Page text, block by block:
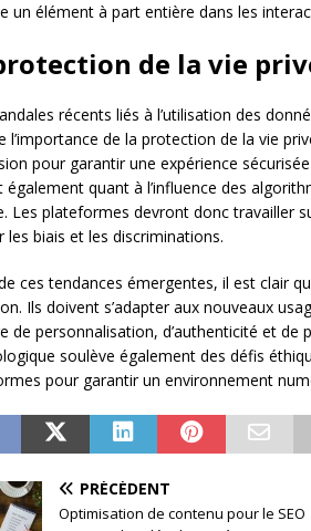
un élément à part entière dans les
de la vie
récents liés à l’utilisation des
l’importance de la protection de la vie
pour garantir une expérience
également quant à l’influence des
Les plateformes devront donc travailler
les biais et les discriminations.
ces tendances émergentes, il est clair
Ils doivent s’adapter aux nouveaux
de personnalisation, d’authenticité et
soulève également des défis
pour garantir un environnement
PRÉCÉDENT
Optimisation de contenu pour le SEO